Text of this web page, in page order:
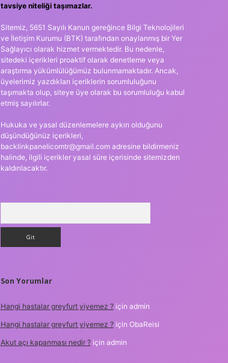
tavsiye niteliği taşımazlar.
Sitemiz, 5651 Sayılı Kanun gereğince Bilgi Teknolojileri
ve İletişim Kurumu (BTK) tarafından onaylanmış bir Yer
Sağlayıcı olarak hizmet vermektedir. Bu nedenle,
sitedeki içerikleri proaktif olarak denetleme veya
araştırma yükümlülüğümüz bulunmamaktadır. Ancak,
üyelerimiz yazdıkları içeriklerin sorumluluğunu
taşımakta olup, siteye üye olarak bu sorumluluğu kabul
etmiş sayılırlar.
Hukuka ve yasal düzenlemelere aykırı olduğunu
düşündüğünüz içerikleri,
backlinkpanelicomtr@gmail.comadresine bildirmeniz
halinde, ilgili içerikler yasal süre içerisinde sitemizden
kaldırılacaktır.
Son Yorumlar
Hangi hastalar greyfurt yiyemez ?için admin
Hangi hastalar greyfurt yiyemez ?için ObaReisi
Akut açı kapanması nedir ?için admin